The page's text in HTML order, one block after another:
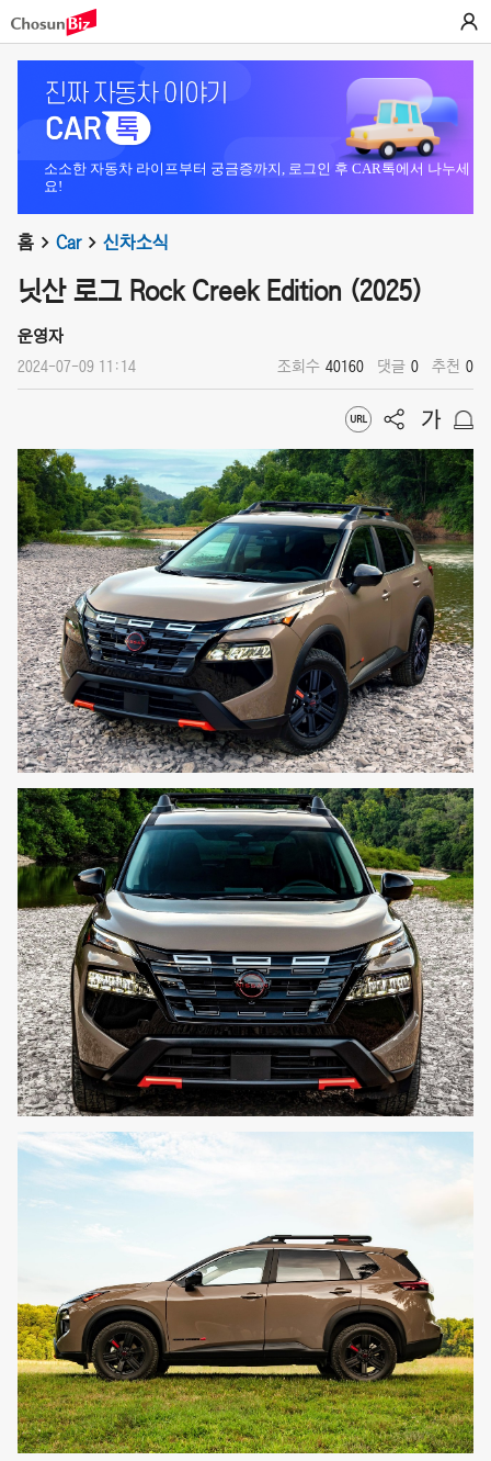
소소한 자동차 라이프부터 궁금증까지, 로그인 후 CAR톡에서 나누세
요!
홈 Car 신차소식
닛산 로그 Rock Creek Edition (2025)
운영자
2024-07-09 11:14 조회수 40160 댓글 0 추천 0